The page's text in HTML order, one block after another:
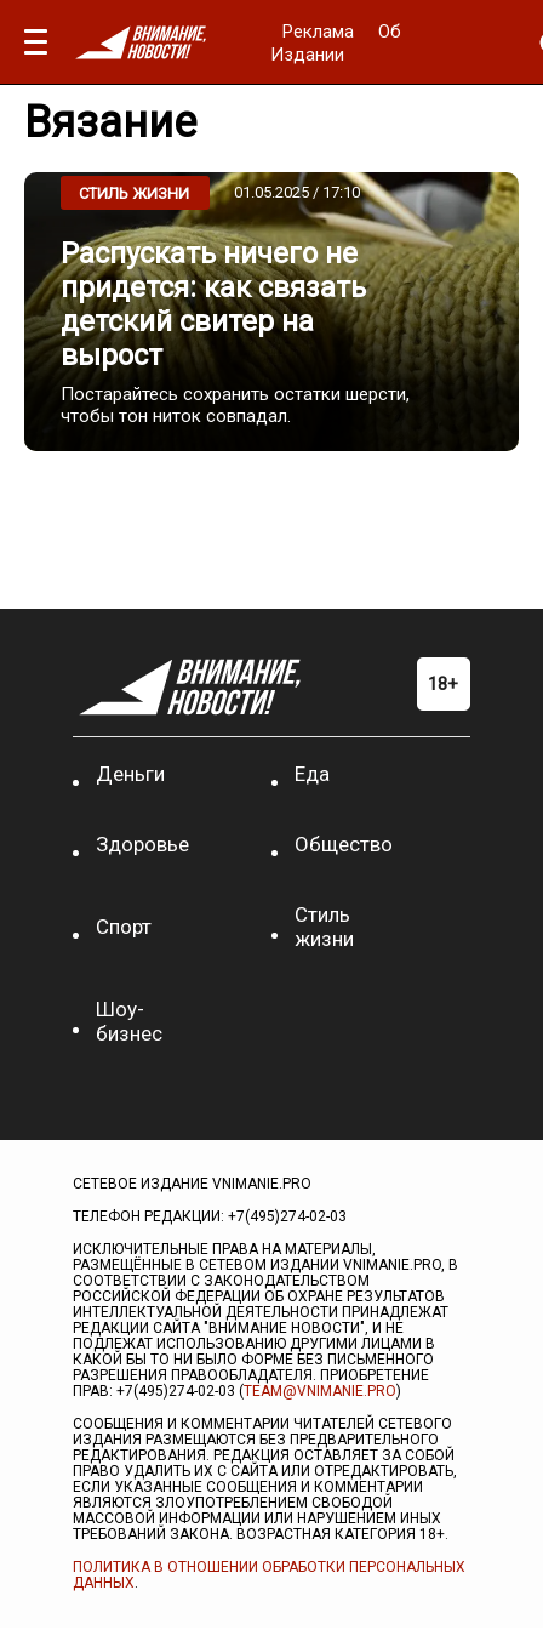
Реклама
Об
Издании
Вязание
СТИЛЬ ЖИЗНИ 01.05.2025 / 17:10
Распускать ничего не
придется: как связать
детский свитер на
вырост
Постарайтесь сохранить остатки шерсти,
чтобы тон ниток совпадал.
Деньги Еда
Здоровье Общество
Спорт
Стиль
жизни
Шоу-
бизнес
СЕТЕВОЕ ИЗДАНИЕ VNIMANIE.PRO
ТЕЛЕФОН РЕДАКЦИИ: +7(495)274-02-03
ИСКЛЮЧИТЕЛЬНЫЕ ПРАВА НА МАТЕРИАЛЫ,
РАЗМЕЩЁННЫЕ В СЕТЕВОМ ИЗДАНИИ VNIMANIE.PRO, В
СООТВЕТСТВИИ С ЗАКОНОДАТЕЛЬСТВОМ
РОССИЙСКОЙ ФЕДЕРАЦИИ ОБ ОХРАНЕ РЕЗУЛЬТАТОВ
ИНТЕЛЛЕКТУАЛЬНОЙ ДЕЯТЕЛЬНОСТИ ПРИНАДЛЕЖАТ
РЕДАКЦИИ САЙТА "ВНИМАНИЕ НОВОСТИ", И НЕ
ПОДЛЕЖАТ ИСПОЛЬЗОВАНИЮ ДРУГИМИ ЛИЦАМИ В
КАКОЙ БЫ ТО НИ БЫЛО ФОРМЕ БЕЗ ПИСЬМЕННОГО
РАЗРЕШЕНИЯ ПРАВООБЛАДАТЕЛЯ. ПРИОБРЕТЕНИЕ
ПРАВ: +7(495)274-02-03 (TEAM@VNIMANIE.PRO)
СООБЩЕНИЯ И КОММЕНТАРИИ ЧИТАТЕЛЕЙ СЕТЕВОГО
ИЗДАНИЯ РАЗМЕЩАЮТСЯ БЕЗ ПРЕДВАРИТЕЛЬНОГО
РЕДАКТИРОВАНИЯ. РЕДАКЦИЯ ОСТАВЛЯЕТ ЗА СОБОЙ
ПРАВО УДАЛИТЬ ИХ С САЙТА ИЛИ ОТРЕДАКТИРОВАТЬ,
ЕСЛИ УКАЗАННЫЕ СООБЩЕНИЯ И КОММЕНТАРИИ
ЯВЛЯЮТСЯ ЗЛОУПОТРЕБЛЕНИЕМ СВОБОДОЙ
МАССОВОЙ ИНФОРМАЦИИ ИЛИ НАРУШЕНИЕМ ИНЫХ
ТРЕБОВАНИЙ ЗАКОНА. ВОЗРАСТНАЯ КАТЕГОРИЯ 18+.
ПОЛИТИКА В ОТНОШЕНИИ ОБРАБОТКИ ПЕРСОНАЛЬНЫХ
ДАННЫХ